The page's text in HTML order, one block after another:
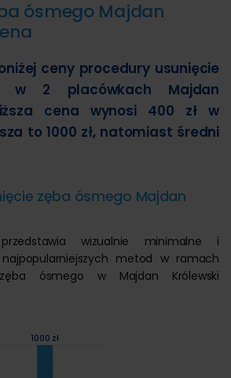
ósmego Majdan
ceny procedury usunięcie
w 2 placówkach Majdan
cena wynosi 400 zł w
to 1000 zł, natomiast średni
zęba ósmego Majdan
wizualnie minimalne i
metod w ramach
ósmego w Majdan Królewski
1000 zł